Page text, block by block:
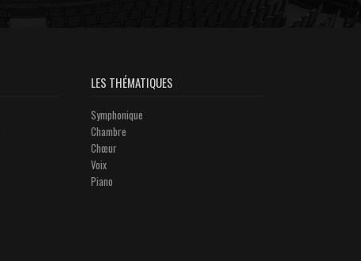
LES THÉMATIQUES
Symphonique
Chambre
Chœur
Voix
Piano